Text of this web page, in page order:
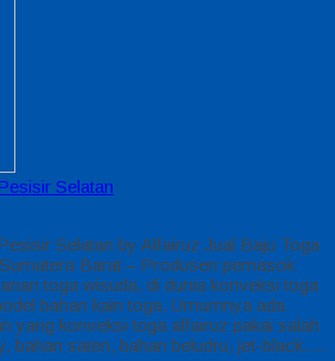
Selatan
Selatan by Alfairuz Jual Baju Toga
Barat – Produsen pemasok
toga wisuda, di dunia konveksi toga
bahan kain toga. Umumnya ada
yang konveksi toga alfairuz pakai salah
bahan saten, bahan beludru, jet-black….